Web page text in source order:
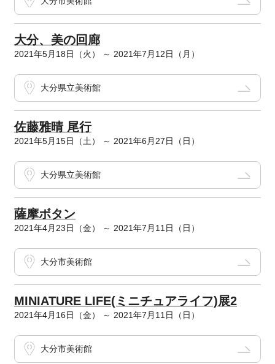
大分、美の回廊
2021年5月18日（火） ～ 2021年7月12日（月）
大分県立美術館
佐藤雅晴 尾行
2021年5月15日（土） ～ 2021年6月27日（日）
大分県立美術館
薩摩ボタン
2021年4月23日（金） ～ 2021年7月11日（日）
大分市美術館
MINIATURE LIFE(ミニチュアライフ)展2
2021年4月16日（金） ～ 2021年7月11日（日）
大分市美術館